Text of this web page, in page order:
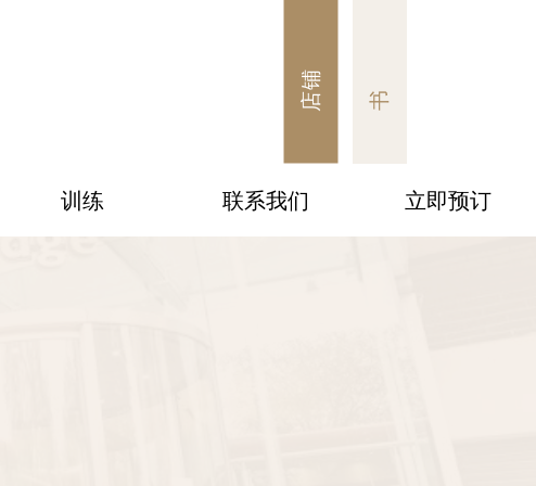
书
店铺
训练 联系我们 立即预订